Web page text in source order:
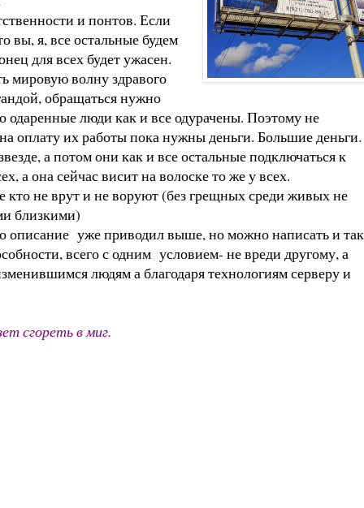
и понтов. Если
вы, я, все остальные будем
для всех будет ужасен.
мировую волну здравого
обращаться нужно
люди как и все одурачены. Поэтому не
оплату их работы пока нужны деньги. Большие деньги.
а потом они как и все остальные подключаться к
а она сейчас висит на волоске то же у всех.
кто не врут и не воруют (без грещных среди живых не
близкими)
описание уже приводил выше, но можно написать и
всего с одним условием- не вреди другому, а
людям а благодаря технологиям серверу и
сгореть в миг.